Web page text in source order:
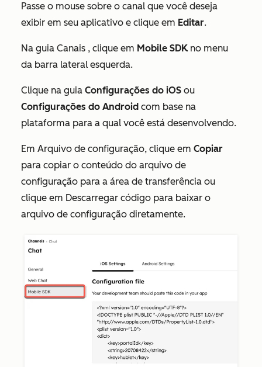
Passe o mouse sobre o canal que você deseja
exibir em seu aplicativo e clique em Editar.
Na guia Canais , clique em Mobile SDK no menu
da barra lateral esquerda.
Clique na guia Configurações do iOS ou
Configurações do Android com base na
plataforma para a qual você está desenvolvendo.
Em Arquivo de configuração, clique em Copiar
para copiar o conteúdo do arquivo de
configuração para a área de transferência ou
clique em Descarregar código para baixar o
arquivo de configuração diretamente.